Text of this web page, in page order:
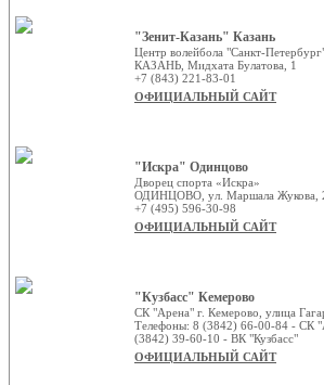
"Зенит-Казань" Казань
Центр волейбола "Санкт-
КАЗАНЬ, Мидхата Булатова, 1
+7 (843) 221-83-01
ОФИЦИАЛЬНЫЙ САЙТ
"Искра" Одинцово
Дворец спорта «Искра»
ОДИНЦОВО, ул. Маршала Жукова,
+7 (495) 596-30-98
ОФИЦИАЛЬНЫЙ САЙТ
"Кузбасс" Кемерово
СК "Арена" г. Кемерово, улица
Телефоны: 8 (3842) 66-00-84 - СК
(3842) 39-60-10 - ВК "Кузбасс"
ОФИЦИАЛЬНЫЙ САЙТ